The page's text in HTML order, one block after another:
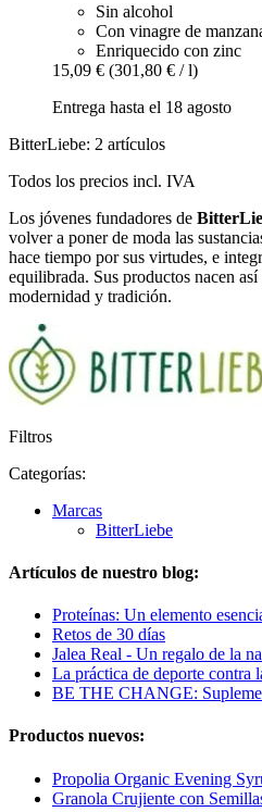
Sin alcohol
Con vinagre de
Enriquecido con zinc
15,09 € (301,80 € / l)
Entrega hasta el 18 agosto
BitterLiebe: 2 artículos
Todos los precios incl. IVA
Los jóvenes fundadores de
volver a poner de moda las
hace tiempo por sus virtudes, e
equilibrada. Sus productos nacen
modernidad y tradición.
Filtros
Categorías:
Marcas
BitterLiebe
Artículos de nuestro blog:
Proteínas: Un elemento
Retos de 30 días
Jalea Real - Un regalo de la
La práctica de deporte contra
BE THE CHANGE:
Productos nuevos:
Propolia Organic Evening
Granola Crujiente con